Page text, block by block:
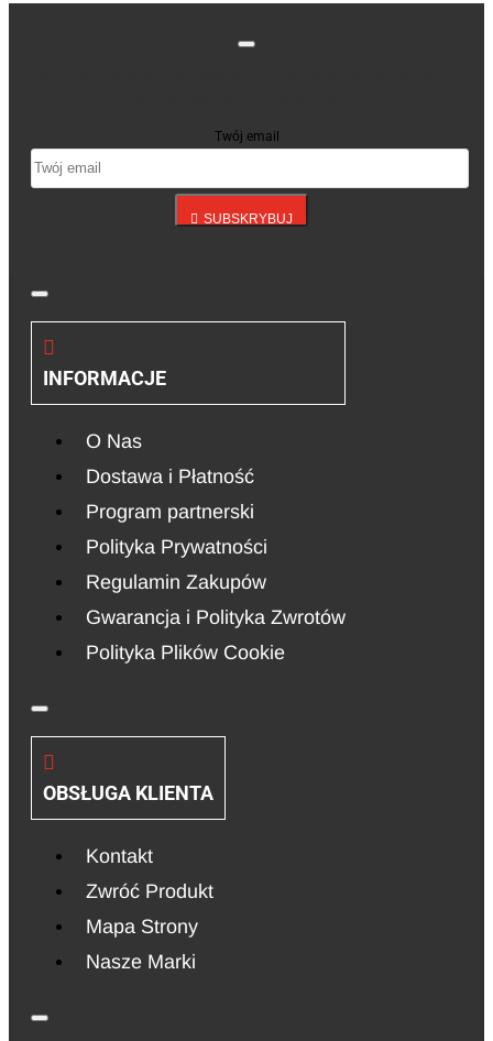
Twój email
SUBSKRYBUJ
INFORMACJE
O Nas
Dostawa i Płatność
Program partnerski
Polityka Prywatności
Regulamin Zakupów
Gwarancja i Polityka Zwrotów
Polityka Plików Cookie
OBSŁUGA KLIENTA
Kontakt
Zwróć Produkt
Mapa Strony
Nasze Marki